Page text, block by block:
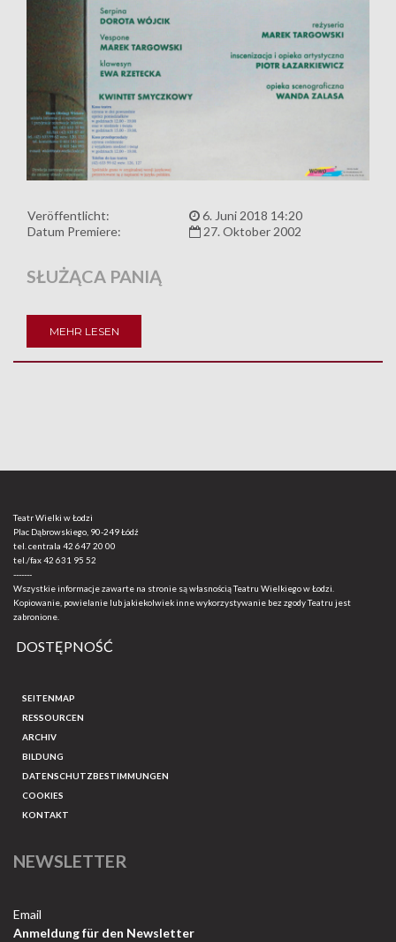
Veröffentlicht:
6. Juni 2018 14:20
Datum Premiere:
27. Oktober 2002
SŁUŻĄCA PANIĄ
MEHR LESEN
Teatr Wielki w Łodzi
Plac Dąbrowskiego, 90-249 Łódź
tel. centrala 42 647 20 00
tel./fax42 631 95 52
-------
Wszystkie informacje zawarte na stronie są własnością Teatru Wielkiego w Łodzi.
Kopiowanie, powielanie lub jakiekolwiek inne wykorzystywanie bez zgody Teatru jest
zabronione.
DOSTĘPNOŚĆ
SEITENMAP
RESSOURCEN
ARCHIV
BILDUNG
DATENSCHUTZBESTIMMUNGEN
COOKIES
KONTAKT
NEWSLETTER
Email
Anmeldung für den Newsletter